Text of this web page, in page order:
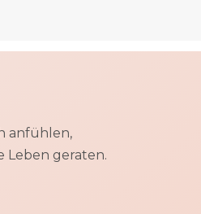
anfühlen,
Leben geraten.